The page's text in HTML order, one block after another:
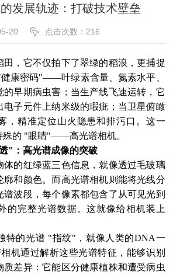
发展轨迹：打破技术壁垒
20 点击次数：216
田，它不仅拍下了翠绿的稻浪，更捕捉
康密码"——叶绿素含量、氮素水平、
的早期病虫害；当生产线飞速运转，它
电子元件上纳米级的瑕疵；当卫星俯瞰
，精准定位山火隐患和排污口。这一
殊的 "眼睛"——高光谱相机。
"：高光谱成像的突破
体的红绿蓝三色信息，就像透过毛玻璃
廓和颜色。而高光谱相机则能将光线分
波段，每个像素都包含了从可见光到
的完整光谱数据。这就像给相机装上
特的光谱 "指纹"，就像人类的DNA一
机通过解析这些光谱特征，能够识别
质差异：它能区分健康植株和遭受病虫